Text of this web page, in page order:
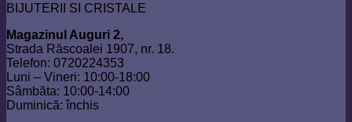
BIJUTERII SI CRISTALE
Magazinul Auguri 2,
Strada Răscoalei 1907, nr. 18.
Telefon: 0720224353
Luni – Vineri: 10:00-18:00
Sâmbăta: 10:00-14:00
Duminică: închis